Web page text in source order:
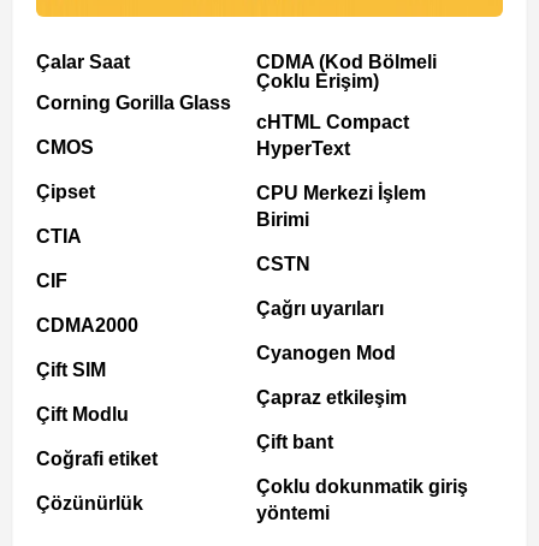
Çalar Saat
Corning Gorilla Glass
CMOS
Çipset
CTIA
CIF
CDMA2000
Çift SIM
Çift Modlu
Coğrafi etiket
Çözünürlük
CDMA (Kod Bölmeli
Çoklu Erişim)
cHTML Compact
HyperText
CPU Merkezi İşlem
Birimi
CSTN
Çağrı uyarıları
Cyanogen Mod
Çapraz etkileşim
Çift bant
Çoklu dokunmatik giriş
yöntemi